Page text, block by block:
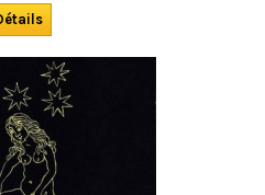
à son autodérision, ça